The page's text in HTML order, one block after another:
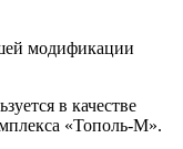
модификации
в качестве
«Тополь-М».